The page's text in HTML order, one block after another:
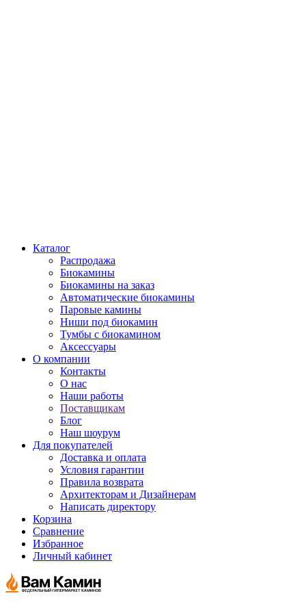
Каталог
Распродажа
Биокамины
Биокамины на заказ
Автоматические биокамины
Паровые камины
Ниши под биокамин
Тумбы с биокамином
Аксессуары
О компании
Контакты
О нас
Наши работы
Поставщикам
Блог
Наш шоурум
Для покупателей
Доставка и оплата
Условия гарантии
Правила возврата
Архитекторам и Дизайнерам
Написать директору
Корзина
Сравнение
Избранное
Личный кабинет